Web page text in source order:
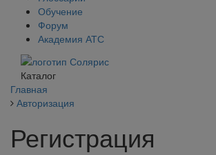
Обучение
Форум
Академия АТС
Каталог
Главная
Авторизация
Регистрация